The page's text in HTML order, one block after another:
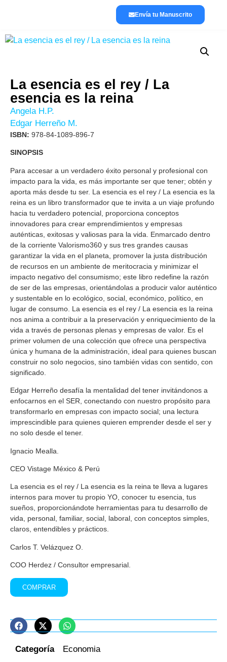
Envía tu Manuscrito
La esencia es el rey / La
esencia es la reina
Angela H.P.
Edgar Herreño M.
ISBN: 978-84-1089-896-7
SINOPSIS
Para accesar a un verdadero éxito personal y profesional con
impacto para la vida, es más importante ser que tener; obtén y
aporta más desde tu ser. La esencia es el rey / La esencia es la
reina es un libro transformador que te invita a un viaje profundo
hacia tu verdadero potencial, proporciona conceptos
innovadores para crear emprendimientos y empresas
auténticas, exitosas y valiosas para la vida. Enmarcado dentro
de la corriente Valorismo360 y sus tres grandes causas
garantizar la vida en el planeta, promover la justa distribución
de recursos en un ambiente de meritocracia y minimizar el
impacto negativo del consumismo; este libro redefine la razón
de ser de las empresas, orientándolas a producir valor auténtico
y sustentable en lo ecológico, social, económico, político, en
lugar de consumo. La esencia es el rey / La esencia es la reina
nos anima a contribuir a la preservación y enriquecimiento de la
vida a través de personas plenas y empresas de valor. Es el
primer volumen de una colección que ofrece una perspectiva
única y humana de la administración, ideal para quienes buscan
construir no solo negocios, sino también vidas con sentido, con
significado.
Edgar Herreño desafía la mentalidad del tener invitándonos a
enfocarnos en el SER, conectando con nuestro propósito para
transformarlo en empresas con impacto social; una lectura
imprescindible para quienes quieren emprender desde el ser y
no solo desde el tener.
Ignacio Mealla.
CEO Vistage México & Perú
La esencia es el rey / La esencia es la reina te lleva a lugares
internos para mover tu propio YO, conocer tu esencia, tus
sueños, proporcionándote herramientas para tu desarrollo de
vida, personal, familiar, social, laboral, con conceptos simples,
claros, entendibles y prácticos.
Carlos T. Velázquez O.
COO Herdez / Consultor empresarial.
COMPRAR
Categoría Economia